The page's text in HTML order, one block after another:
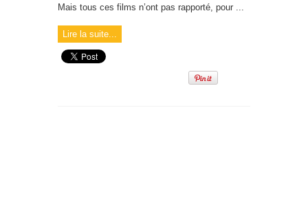
Mais tous ces films n’ont pas rapporté, pour ...
Lire la suite...